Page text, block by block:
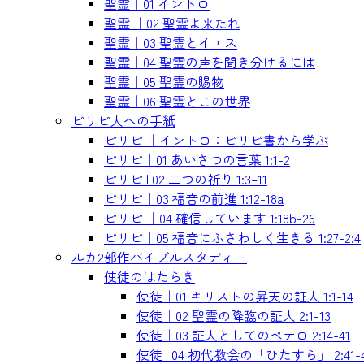
聖霊 ｜02 聖霊よ来たれ
聖霊｜03 聖霊とイエス
聖霊｜04 聖霊の声を聞き分けるには
聖霊｜05 聖霊の賜物
聖霊｜06 聖霊とこの世界
ピリピ人への手紙
ピリピ ｜イントロ：ピリピ書から学ぶ
ピリピ｜01 あいさつの言葉 1:1-2
ピリピ | 02 二つの祈り 1:3–11
ピリピ｜03 福音の前進 1:12-18a
ピリピ ｜04 確信しています 1:18b-26
ピリピ｜05 福音にふさわしく生きる 1:27-2:4
ルカ2部作バイブルスタディー
使徒のはたらき
使徒｜01 キリストの昇天の証人 1:1-14
使徒｜02 聖霊の降臨の証人 2:1-13
使徒｜03 証人としてのペテロ 2:14-41
使徒 | 04 初代教会の「ひたすら」 2:41-